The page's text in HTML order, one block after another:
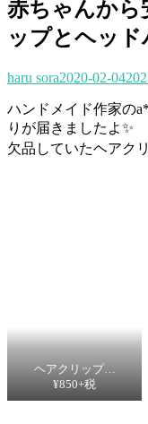
赤ちゃんから
ップとヘッド
haru sora2020-02-04
ハンドメイド作家の
りが届きましたよ✨
欠品していたヘアク
ヘアクリップ…
¥850+税